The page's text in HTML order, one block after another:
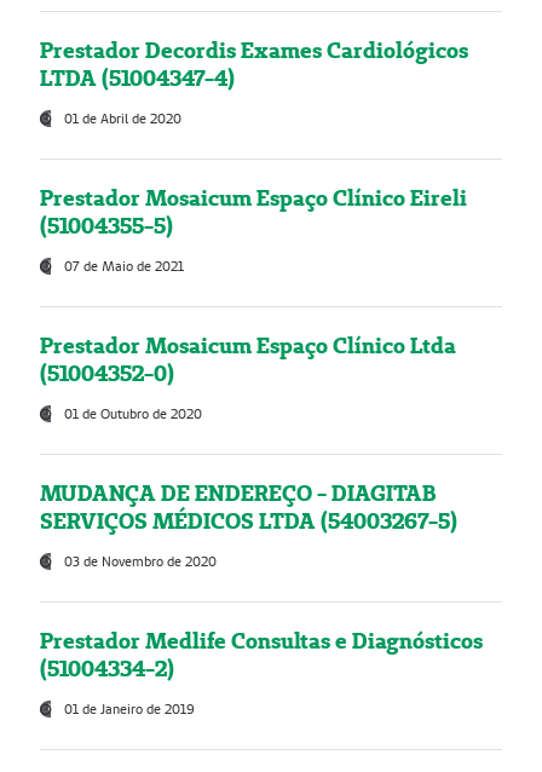
Prestador Decordis Exames Cardiológicos
LTDA (51004347-4)
01 de Abril de 2020
Prestador Mosaicum Espaço Clínico Eireli
(51004355-5)
07 de Maio de 2021
Prestador Mosaicum Espaço Clínico Ltda
(51004352-0)
01 de Outubro de 2020
MUDANÇA DE ENDEREÇO - DIAGITAB
SERVIÇOS MÉDICOS LTDA (54003267-5)
03 de Novembro de 2020
Prestador Medlife Consultas e Diagnósticos
(51004334-2)
01 de Janeiro de 2019